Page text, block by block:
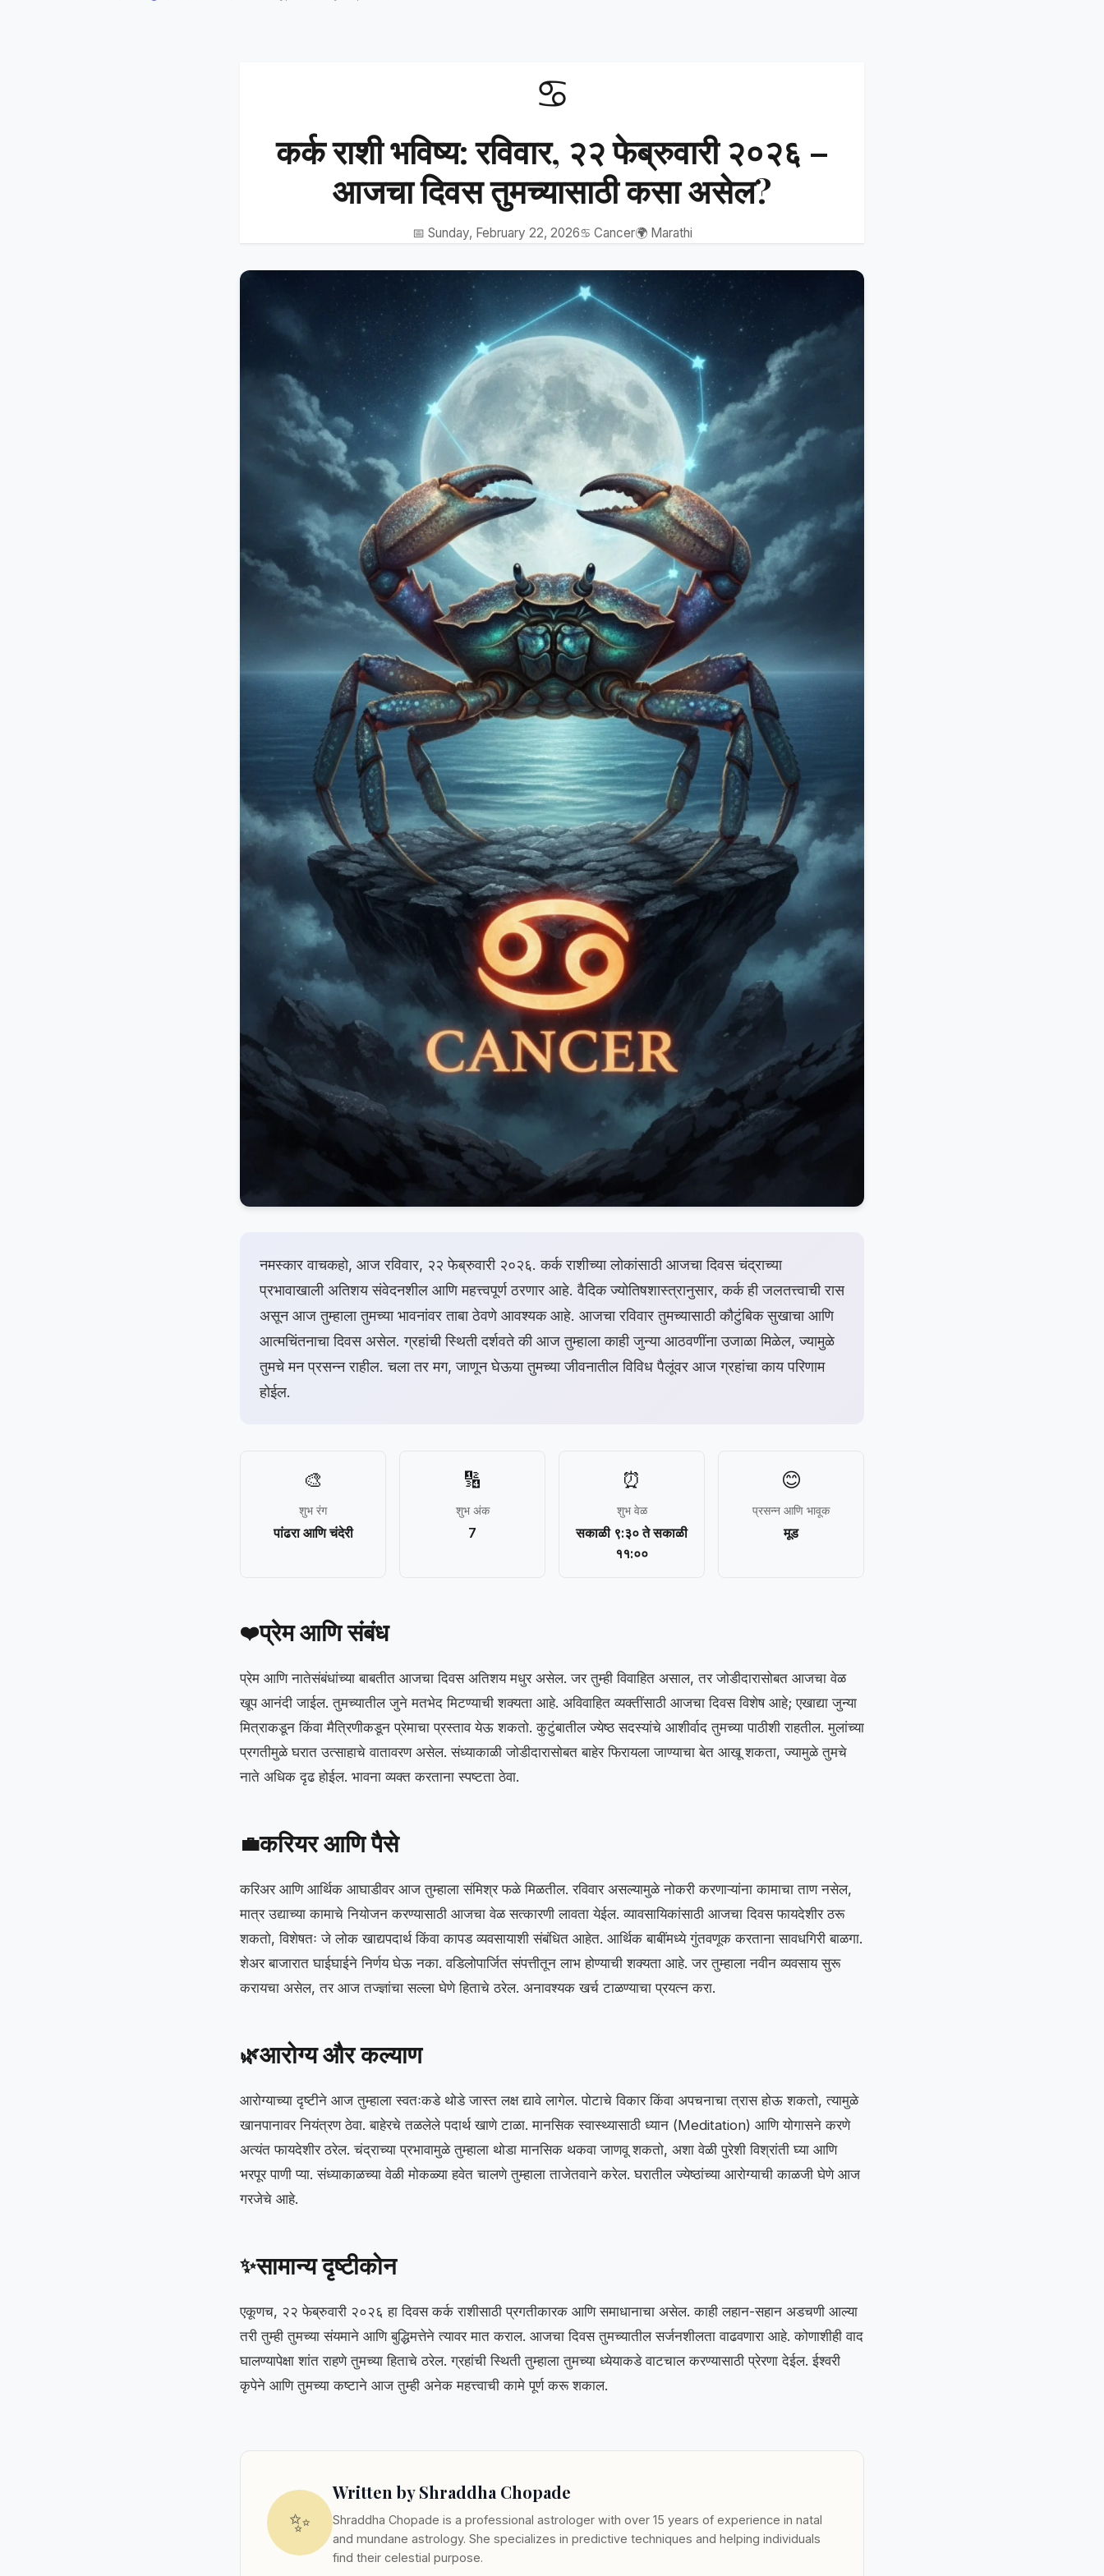
♋
कर्क राशी भविष्य: रविवार, २२ फेब्रुवारी २०२६ –
आजचा दिवस तुमच्यासाठी कसा असेल?
📅 Sunday, February 22, 2026♋ Cancer🌍 Marathi
नमस्कार वाचकहो, आज रविवार, २२ फेब्रुवारी २०२६. कर्क राशीच्या लोकांसाठी आजचा दिवस चंद्राच्या
प्रभावाखाली अतिशय संवेदनशील आणि महत्त्वपूर्ण ठरणार आहे. वैदिक ज्योतिषशास्त्रानुसार, कर्क ही जलतत्त्वाची रास
असून आज तुम्हाला तुमच्या भावनांवर ताबा ठेवणे आवश्यक आहे. आजचा रविवार तुमच्यासाठी कौटुंबिक सुखाचा आणि
आत्मचिंतनाचा दिवस असेल. ग्रहांची स्थिती दर्शवते की आज तुम्हाला काही जुन्या आठवणींना उजाळा मिळेल, ज्यामुळे
तुमचे मन प्रसन्न राहील. चला तर मग, जाणून घेऊया तुमच्या जीवनातील विविध पैलूंवर आज ग्रहांचा काय परिणाम
होईल.
🎨
शुभ रंग
पांढरा आणि चंदेरी
🔢
शुभ अंक
7
⏰
शुभ वेळ
सकाळी ९:३० ते सकाळी
११:००
😊
प्रसन्न आणि भावूक
मूड
❤️प्रेम आणि संबंध
प्रेम आणि नातेसंबंधांच्या बाबतीत आजचा दिवस अतिशय मधुर असेल. जर तुम्ही विवाहित असाल, तर जोडीदारासोबत आजचा वेळ
खूप आनंदी जाईल. तुमच्यातील जुने मतभेद मिटण्याची शक्यता आहे. अविवाहित व्यक्तींसाठी आजचा दिवस विशेष आहे; एखाद्या जुन्या
मित्राकडून किंवा मैत्रिणीकडून प्रेमाचा प्रस्ताव येऊ शकतो. कुटुंबातील ज्येष्ठ सदस्यांचे आशीर्वाद तुमच्या पाठीशी राहतील. मुलांच्या
प्रगतीमुळे घरात उत्साहाचे वातावरण असेल. संध्याकाळी जोडीदारासोबत बाहेर फिरायला जाण्याचा बेत आखू शकता, ज्यामुळे तुमचे
नाते अधिक दृढ होईल. भावना व्यक्त करताना स्पष्टता ठेवा.
💼करियर आणि पैसे
करिअर आणि आर्थिक आघाडीवर आज तुम्हाला संमिश्र फळे मिळतील. रविवार असल्यामुळे नोकरी करणाऱ्यांना कामाचा ताण नसेल,
मात्र उद्याच्या कामाचे नियोजन करण्यासाठी आजचा वेळ सत्कारणी लावता येईल. व्यावसायिकांसाठी आजचा दिवस फायदेशीर ठरू
शकतो, विशेषतः जे लोक खाद्यपदार्थ किंवा कापड व्यवसायाशी संबंधित आहेत. आर्थिक बाबींमध्ये गुंतवणूक करताना सावधगिरी बाळगा.
शेअर बाजारात घाईघाईने निर्णय घेऊ नका. वडिलोपार्जित संपत्तीतून लाभ होण्याची शक्यता आहे. जर तुम्हाला नवीन व्यवसाय सुरू
करायचा असेल, तर आज तज्ज्ञांचा सल्ला घेणे हिताचे ठरेल. अनावश्यक खर्च टाळण्याचा प्रयत्न करा.
🌿आरोग्य और कल्याण
आरोग्याच्या दृष्टीने आज तुम्हाला स्वतःकडे थोडे जास्त लक्ष द्यावे लागेल. पोटाचे विकार किंवा अपचनाचा त्रास होऊ शकतो, त्यामुळे
खानपानावर नियंत्रण ठेवा. बाहेरचे तळलेले पदार्थ खाणे टाळा. मानसिक स्वास्थ्यासाठी ध्यान (Meditation) आणि योगासने करणे
अत्यंत फायदेशीर ठरेल. चंद्राच्या प्रभावामुळे तुम्हाला थोडा मानसिक थकवा जाणवू शकतो, अशा वेळी पुरेशी विश्रांती घ्या आणि
भरपूर पाणी प्या. संध्याकाळच्या वेळी मोकळ्या हवेत चालणे तुम्हाला ताजेतवाने करेल. घरातील ज्येष्ठांच्या आरोग्याची काळजी घेणे आज
गरजेचे आहे.
✨सामान्य दृष्टीकोन
एकूणच, २२ फेब्रुवारी २०२६ हा दिवस कर्क राशीसाठी प्रगतीकारक आणि समाधानाचा असेल. काही लहान-सहान अडचणी आल्या
तरी तुम्ही तुमच्या संयमाने आणि बुद्धिमत्तेने त्यावर मात कराल. आजचा दिवस तुमच्यातील सर्जनशीलता वाढवणारा आहे. कोणाशीही वाद
घालण्यापेक्षा शांत राहणे तुमच्या हिताचे ठरेल. ग्रहांची स्थिती तुम्हाला तुमच्या ध्येयाकडे वाटचाल करण्यासाठी प्रेरणा देईल. ईश्वरी
कृपेने आणि तुमच्या कष्टाने आज तुम्ही अनेक महत्त्वाची कामे पूर्ण करू शकाल.
✨
Written by Shraddha Chopade
Shraddha Chopade is a professional astrologer with over 15 years of experience in natal
and mundane astrology. She specializes in predictive techniques and helping individuals
find their celestial purpose.